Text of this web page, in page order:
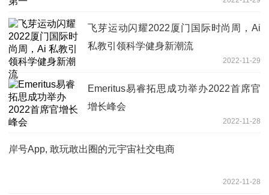
飞芽运动闪耀2022厦门国际时尚周，Ai
私教引领科学健身新潮流
2022-11-29
Emeritus易睿拓思成功举办2022首席官
增长峰会
2022-11-28
岸号App, 敢玩敢出圈的元宇宙社交电商
2022-11-28